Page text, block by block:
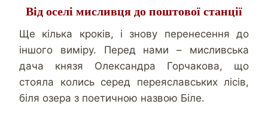
Від оселі мисливця до поштової станції
Ще кілька кроків, і знову перенесення до
іншого виміру. Перед нами – мисливська
дача князя Олександра Горчакова, що
стояла колись серед переяславських лісів,
біля озера з поетичною назвою Біле.